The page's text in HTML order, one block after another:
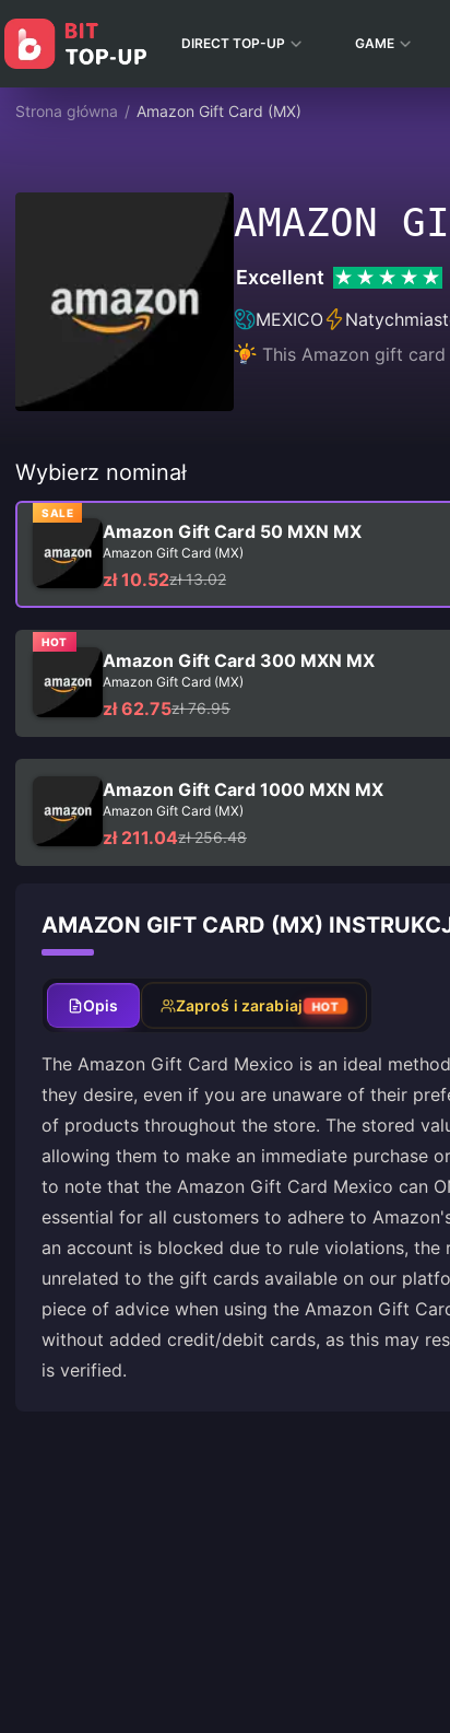
DIRECT TOP-UP GAME
Strona główna / Amazon Gift Card (MX)
AMAZON
Excellent
MEXICO
This Amazon gift
Wybierz nominał
SALE
Amazon Gift Card 50 MXN MX
Amazon Gift Card (MX)
zł 10.52zł 13.02
HOT
Amazon Gift Card 300 MXN MX
Amazon Gift Card (MX)
zł 62.75zł 76.95
Amazon Gift Card 1000 MXN MX
Amazon Gift Card (MX)
zł 211.04zł 256.48
AMAZON GIFT CARD (MX)
Opis Zaproś i zarabiaj HOT
The Amazon Gift Card Mexico is an ideal
they desire, even if you are unaware of their
of products throughout the store. The stored
allowing them to make an immediate purchase
to note that the Amazon Gift Card Mexico can
essential for all customers to adhere to
an account is blocked due to rule violations,
unrelated to the gift cards available on our
piece of advice when using the Amazon Gift
without added credit/debit cards, as this may
is verified.